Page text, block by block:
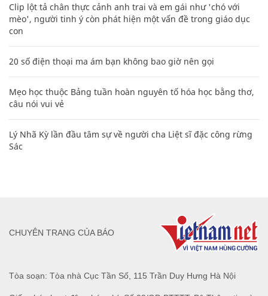
Clip lột tả chân thực cảnh anh trai và em gái như 'chó với
mèo', người tinh ý còn phát hiện một vấn đề trong giáo dục
con
20 số điện thoại ma ám bạn không bao giờ nên gọi
Mẹo học thuộc Bảng tuần hoàn nguyên tố hóa học bằng thơ,
câu nói vui vẻ
Lý Nhã Kỳ lần đầu tâm sự về người cha Liệt sĩ đặc công rừng
Sác
Tòa soạn: Tòa nhà Cục Tần Số, 115 Trần Duy Hưng Hà Nội
CHUYÊN TRANG CỦA BÁO